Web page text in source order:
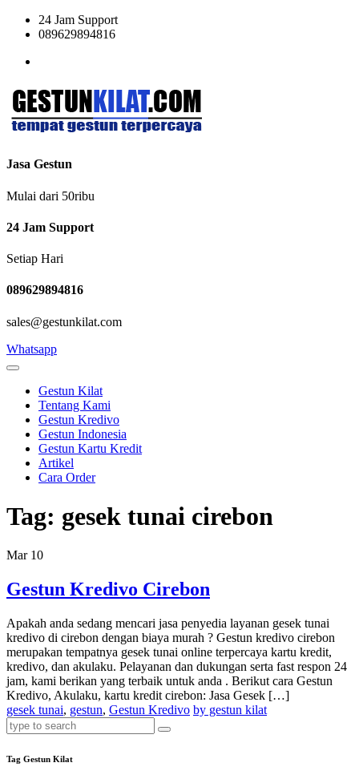
24 Jam Support
089629894816
Jasa Gestun
Mulai dari 50ribu
24 Jam Support
Setiap Hari
089629894816
sales@gestunkilat.com
Whatsapp
Gestun Kilat
Tentang Kami
Gestun Kredivo
Gestun Indonesia
Gestun Kartu Kredit
Artikel
Cara Order
Tag: gesek tunai cirebon
Mar 10
Gestun Kredivo Cirebon
Apakah anda sedang mencari jasa penyedia layanan gesek tunai
kredivo di cirebon dengan biaya murah ? Gestun kredivo cirebon
merupakan tempatnya gesek tunai online terpercaya kartu kredit,
kredivo, dan akulaku. Pelayanan dan dukungan serta fast respon 24
jam, kami berikan yang terbaik untuk anda . Berikut cara Gestun
Kredivo, Akulaku, kartu kredit cirebon: Jasa Gesek […]
gesek tunai, gestun, Gestun Kredivo by gestun kilat
Tag Gestun Kilat